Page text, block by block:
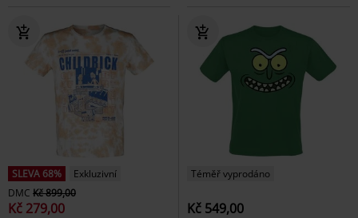
SLEVA 68%
Exkluzivní
DMC Kč 899,00
Kč 279,00
Téměř vyprodáno
Kč 549,00